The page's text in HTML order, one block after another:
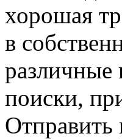
хорошая
в
поиски,
Отправить